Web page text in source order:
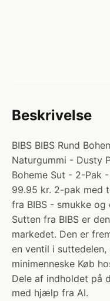
Beskrivelse
BIBS BIBS Rund
Naturgummi - Dusty
Boheme Sut - 2-Pak
99.95 kr. 2-pak med
fra BIBS - smukke
Sutten fra BIBS er
markedet. Den er
en ventil i
minimenneske Køb
Dele af indholdet på
med hjælp fra AI.